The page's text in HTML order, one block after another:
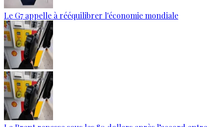
Le G7 appelle à rééquilibrer l'économie mondiale